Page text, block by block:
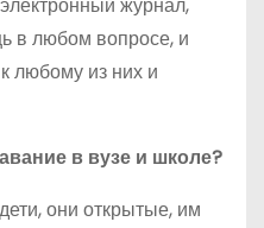
журнал,
в любом вопросе, и
любому из них и
в вузе и школе?
они открытые, им